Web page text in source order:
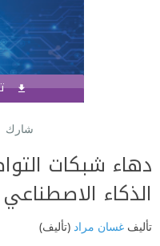
شارك
دهاء شبكات
الذكاء الاصطناعي
تأليف غسان مراد (تأليف)